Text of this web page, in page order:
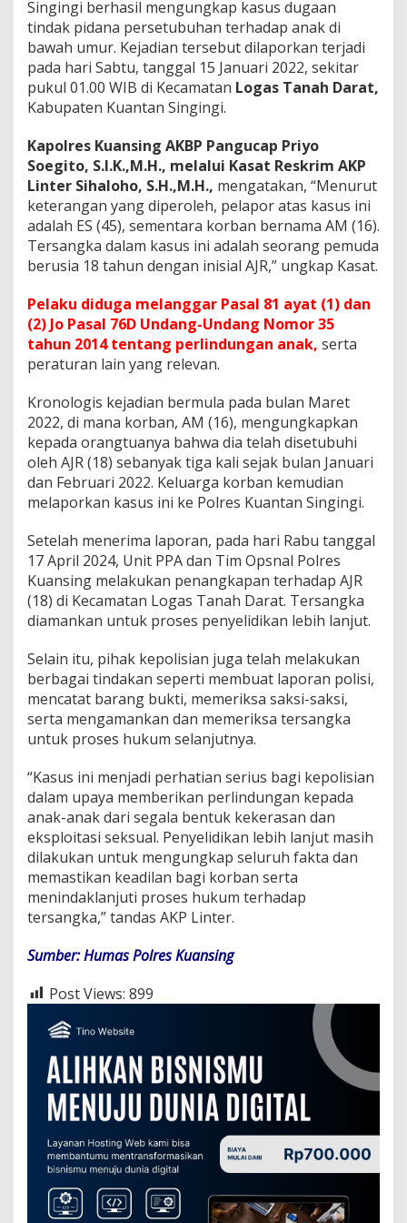
K
a
s
u
s
D
u
a
a
n
T
i
n
d
a
P
i
d
a
n
P
e
r
s
e
t
u
b
h
a
n
T
e
r
a
d
p
A
n
k
i
B
a
w
a
h
U
m
r
Singingi berhasil mengungkap kasus dugaan
tindak pidana persetubuhan terhadap anak di
bawah umur. Kejadian tersebut dilaporkan terjadi
pada hari Sabtu, tanggal 15 Januari 2022, sekitar
pukul 01.00 WIB di Kecamatan Logas Tanah Darat,
Kabupaten Kuantan Singingi.
Kapolres Kuansing AKBP Pangucap Priyo
Soegito, S.I.K.,M.H., melalui Kasat Reskrim AKP
Linter Sihaloho, S.H.,M.H., mengatakan, “Menurut
keterangan yang diperoleh, pelapor atas kasus ini
adalah ES (45), sementara korban bernama AM (16).
Tersangka dalam kasus ini adalah seorang pemuda
berusia 18 tahun dengan inisial AJR,” ungkap Kasat.
Pelaku diduga melanggar Pasal 81 ayat (1) dan
(2) Jo Pasal 76D Undang-Undang Nomor 35
tahun 2014 tentang perlindungan anak, serta
peraturan lain yang relevan.
Kronologis kejadian bermula pada bulan Maret
2022, di mana korban, AM (16), mengungkapkan
kepada orangtuanya bahwa dia telah disetubuhi
oleh AJR (18) sebanyak tiga kali sejak bulan Januari
dan Februari 2022. Keluarga korban kemudian
melaporkan kasus ini ke Polres Kuantan Singingi.
Setelah menerima laporan, pada hari Rabu tanggal
17 April 2024, Unit PPA dan Tim Opsnal Polres
Kuansing melakukan penangkapan terhadap AJR
(18) di Kecamatan Logas Tanah Darat. Tersangka
diamankan untuk proses penyelidikan lebih lanjut.
Selain itu, pihak kepolisian juga telah melakukan
berbagai tindakan seperti membuat laporan polisi,
mencatat barang bukti, memeriksa saksi-saksi,
serta mengamankan dan memeriksa tersangka
untuk proses hukum selanjutnya.
“Kasus ini menjadi perhatian serius bagi kepolisian
dalam upaya memberikan perlindungan kepada
anak-anak dari segala bentuk kekerasan dan
eksploitasi seksual. Penyelidikan lebih lanjut masih
dilakukan untuk mengungkap seluruh fakta dan
memastikan keadilan bagi korban serta
menindaklanjuti proses hukum terhadap
tersangka,” tandas AKP Linter.
Sumber: Humas Polres Kuansing
Post Views: 899